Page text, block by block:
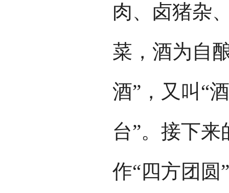
肉、卤猪杂
菜，酒为自
酒”，又叫“
台”。接下来
作“四方团圆